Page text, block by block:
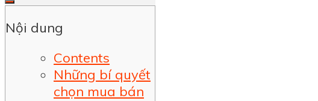
Nội dung
Contents
Những bí quyết
chọn mua bán